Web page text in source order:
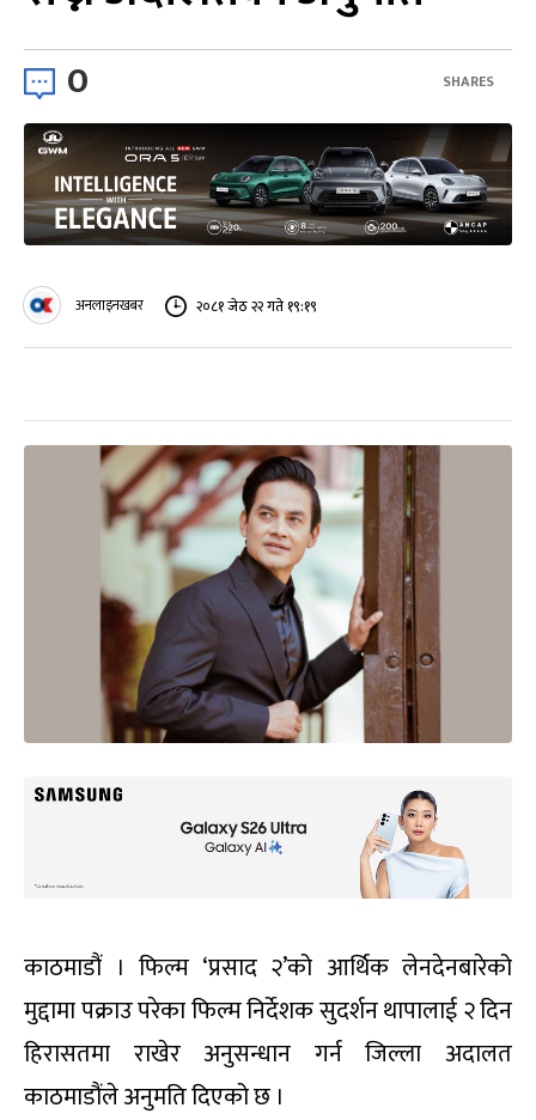
0 SHARES
अनलाइनखबर २०८१ जेठ २२ गते १९:१९
काठमाडौं । फिल्म ‘प्रसाद २’को आर्थिक लेनदेनबारेको
मुद्दामा पक्राउ परेका फिल्म निर्देशक सुदर्शन थापालाई २ दिन
हिरासतमा राखेर अनुसन्धान गर्न जिल्ला अदालत
काठमाडौंले अनुमति दिएको छ ।